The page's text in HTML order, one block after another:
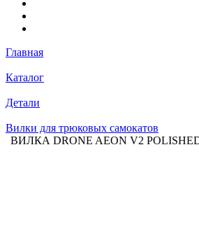
Главная
Каталог
Детали
Вилки для трюковых самокатов
ВИЛКА DRONE AEON V2